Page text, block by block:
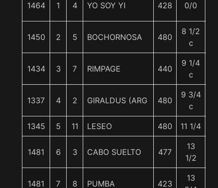
1464 1 4 YO SOY YI 428 0/0
1450 2 5 BOCHORNOSA 480
8 1/2
c
1434 3 7 RIMPAGE 440
9 1/4
c
1337 4 2 GIRALDUS (ARG 480
9 3/4
c
1345 5 11 LESEO 480 11 1/4
1481 6 3 CABO SUELTO 477
13
1/2
1481 7 8 PUMBA 423
13